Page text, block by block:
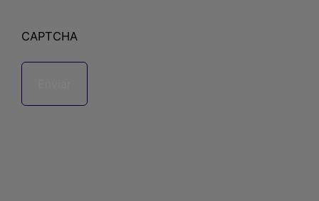
CAPTCHA